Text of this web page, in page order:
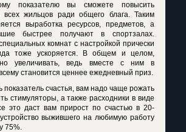
показателю вы сможете повысить
всех жильцов ради общего блага. Таким
выработка ресурсов, предметов, а
быстрее получают в спортзалах.
комнат с настройкой прически
тоже ускоряется. В общем и целом,
увеличивать, ведь вместе с ним в
становится ценнее ежедневный приз.
показатель счастья, вам надо чаще рожать
стимуляторы, а также расходники в виде
это даст вам прирост по счастью в 20-
устройство выжившего на любимую работу
75%.